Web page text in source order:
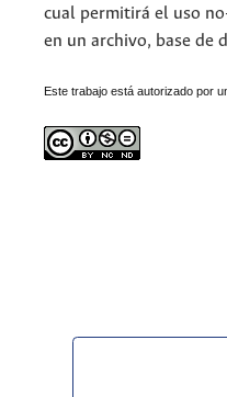
cual permitirá el uso
en un archivo, base de
Este trabajo está autorizado por